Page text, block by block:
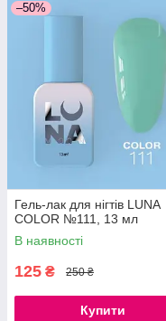
–50%
Гель-лак для нігтів LUNA
COLOR №111, 13 мл
В наявності
125 ₴ 250 ₴
Купити